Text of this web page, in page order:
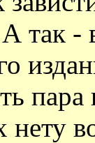
так -
нету